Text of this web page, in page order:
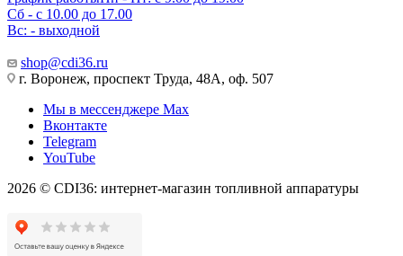
Сб - с 10.00 до 17.00
Вс: - выходной
shop@cdi36.ru
г. Воронеж, проспект Труда, 48А, оф. 507
Мы в мессенджере Max
Вконтакте
Telegram
YouTube
2026 © CDI36: интернет-магазин топливной аппаратуры